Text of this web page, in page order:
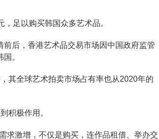
足以购买韩国众多艺术品。
后，香港艺术品交易市场因中国政府监管
。
其全球艺术拍卖市场占有率也从2020年的
积极作用。
求激增，不仅是购买，连作品租借、举办交